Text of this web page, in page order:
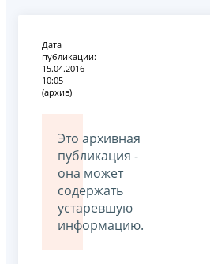
Дата
публикации:
15.04.2016
10:05
(архив)
Это архивная
публикация -
она может
содержать
устаревшую
информацию.